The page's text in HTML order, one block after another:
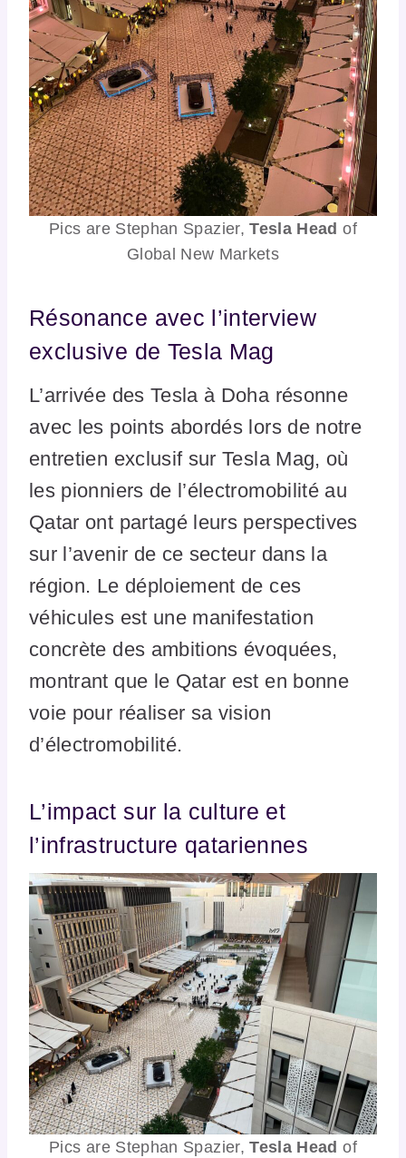
Pics are Stephan Spazier,Tesla Head of
Global New Markets
Résonance avec l’interview
exclusive de Tesla Mag
L’arrivée des Tesla à Doha résonne
avec les points abordés lors de notre
entretien exclusif sur Tesla Mag, où
les pionniers de l’électromobilité au
Qatar ont partagé leurs perspectives
sur l’avenir de ce secteur dans la
région. Le déploiement de ces
véhicules est une manifestation
concrète des ambitions évoquées,
montrant que le Qatar est en bonne
voie pour réaliser sa vision
d’électromobilité.
L’impact sur la culture et
l’infrastructure qatariennes
Pics are Stephan Spazier,Tesla Head of